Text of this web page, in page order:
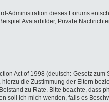
Administration dieses Forums
Avatarbilder, Private
Act of 1998 (deutsch: Gesetz
die Zustimmung der Eltern
zu Rate. Bitte beachte,
soll ich mich wenden, falls es